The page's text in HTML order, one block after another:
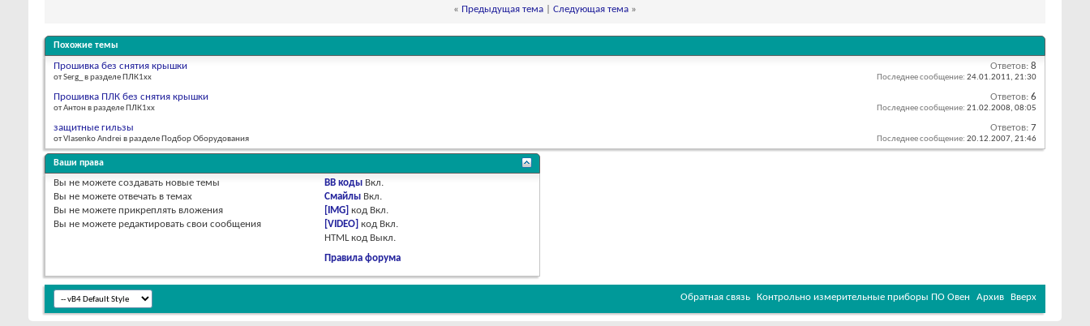
« Предыдущая тема Следующая тема »
Похожие темы
Прошивка без снятия крышки
от Serg_ в разделе ПЛК1хх
Ответов: 8
Последнее сообщение: 24.01.2011, 21:30
Прошивка ПЛК без снятия крышки
от Антон в разделе ПЛК1хх
Ответов: 6
Последнее сообщение: 21.02.2008, 08:05
защитные гильзы
от Vlasenko Andrei в разделе Подбор Оборудования
Ответов: 7
Последнее сообщение: 20.12.2007, 21:46
Ваши права
Вы не можете создавать новые темы
Вы не можете отвечать в темах
Вы не можете прикреплять вложения
Вы не можете редактировать свои сообщения
BB коды Вкл.
Смайлы Вкл.
[IMG] код Вкл.
[VIDEO] код Вкл.
HTML код Выкл.
Правила форума
Обратная связь Контрольно измерительные приборы ПО Овен Архив Вверх